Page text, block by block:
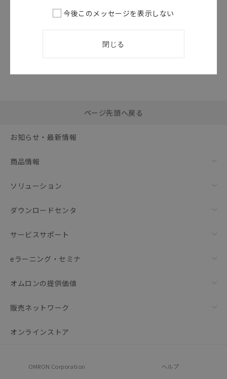
括ダウンロード
ページ先頭へ戻る
お知らせ・最新情報
商品情報
ソリューション
ダウンロードセンタ
サービスサポート
eラーニング・セミナ
オムロンの提供価値
販売ネットワーク
オンラインストア
OMRON Corporation ヘルプ
今後このメッセージを表示しない
閉じる